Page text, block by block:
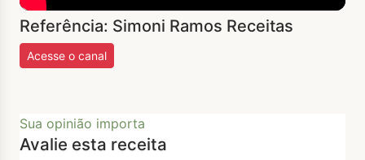
Referência: Simoni Ramos Receitas
Acesse o canal
Sua opinião importa
Avalie esta receita